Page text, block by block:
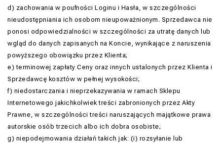
d) zachowania w poufności Loginu i Hasła, w szczególności
nieudostępniania ich osobom nieupoważnionym. Sprzedawca nie
ponosi odpowiedzialności w szczególności za utratę danych lub
wgląd do danych zapisanych na Koncie, wynikające z naruszenia
powyższego obowiązku przez Klienta;
e) terminowej zapłaty Ceny oraz innych ustalonych przez Klienta i
Sprzedawcę kosztów w pełnej wysokości;
f) niedostarczania i nieprzekazywania w ramach Sklepu
Internetowego jakichkolwiek treści zabronionych przez Akty
Prawne, w szczególności treści naruszających majątkowe prawa
autorskie osób trzecich albo ich dobra osobiste;
g) niepodejmowania działań takich jak: (i) rozsyłanie lub